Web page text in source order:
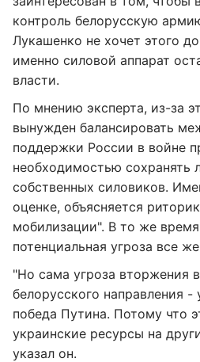
контроль белорусскую
Лукашенко не хочет этого
именно силовой аппарат
власти.
По мнению эксперта, из-за
вынужден балансировать
поддержки России в войне
необходимостью сохранять
собственных силовиков.
оценке, объясняется
мобилизации". В то же
потенциальная угроза все
"Но сама угроза вторжения
белорусского направления -
победа Путина. Потому что
украинские ресурсы на
указал он.